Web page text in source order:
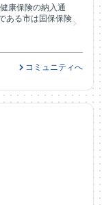
康保険の納入通
ある市は国保保険
コミュニティへ